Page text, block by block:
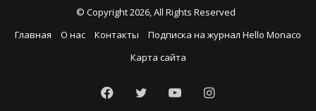
© Copyright 2026, All Rights Reserved
Главная
О нас Контакты
Подписка на журнал Hello Monaco
Карта сайта
Facebook
TwitterYouTubeInstagram